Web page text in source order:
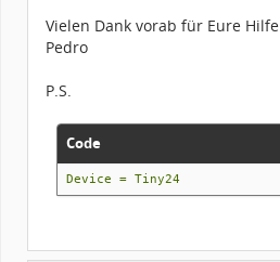
Vielen Dank vorab für Eure Hilfe
Pedro
P.S.
Code
Device = Tiny24